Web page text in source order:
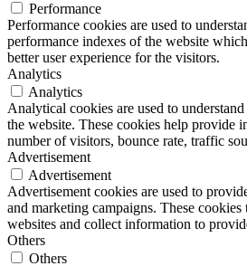
Performance
Performance cookies are used to
performance indexes of the website
better user experience for the visitors.
Analytics
Analytics
Analytical cookies are used to
the website. These cookies help provide
number of visitors, bounce rate, traffic
Advertisement
Advertisement
Advertisement cookies are used to
and marketing campaigns. These cookies
websites and collect information to
Others
Others